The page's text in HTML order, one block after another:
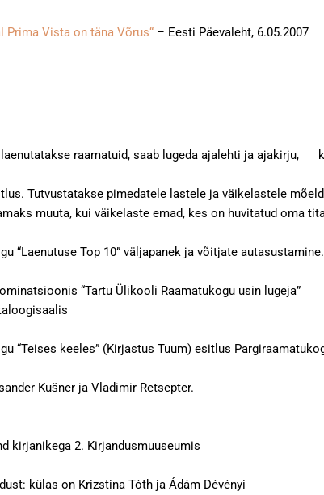
Prima Vista on täna Võrus“ – Eesti Päevaleht, 6.05.2007
laenutatakse raamatuid, saab lugeda ajalehti ja
Tutvustatakse pimedatele lastele ja väikelastele
muuta, kui väikelaste emad, kes on huvitatud
“Laenutuse Top 10” väljapanek ja võitjate
“Tartu Ülikooli Raamatukogu usin lugeja”
“Teises keeles” (Kirjastus Tuum) esitlus
Kušner ja Vladimir Retsepter.
kirjanikega 2. Kirjandusmuuseumis
külas on Krizstina Tóth ja Ádám Dévényi